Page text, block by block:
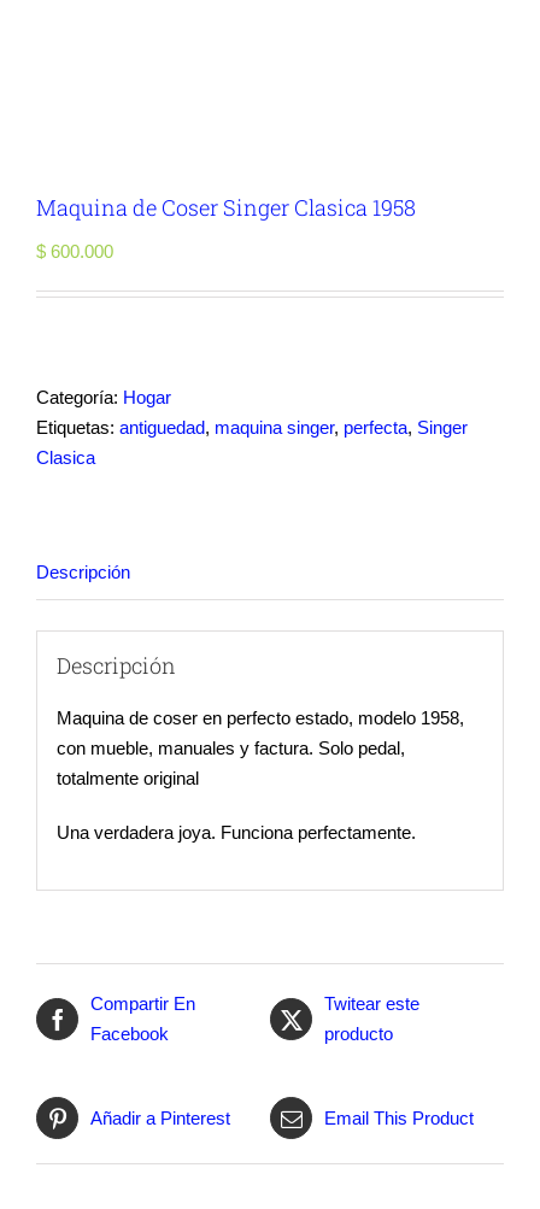
Maquina de Coser Singer Clasica 1958
$ 600.000
Categoría: Hogar
Etiquetas: antiguedad, maquina singer, perfecta, Singer
Clasica
Descripción
Descripción
Maquina de coser en perfecto estado, modelo 1958,
con mueble, manuales y factura. Solo pedal,
totalmente original
Una verdadera joya. Funciona perfectamente.
Compartir En
Facebook
Twitear este
producto
Añadir a Pinterest Email This Product